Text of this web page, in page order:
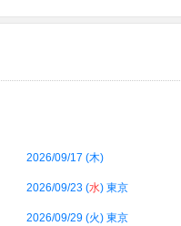
2026/09/17 (木)
2026/09/23 (水) 東京
2026/09/29 (火) 東京